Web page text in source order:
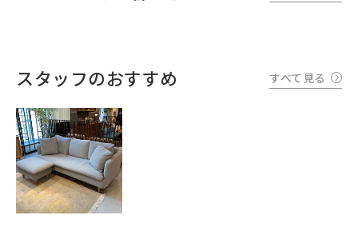
スタッフのおすすめ すべて見る